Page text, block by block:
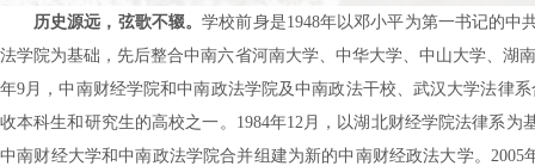
历史源远，弦歌不辍。学校前身是1948年以邓小平为第一书记的
法学院为基础，先后整合中南六省河南大学、中华大学、中山大学、湖
年9月，中南财经学院和中南政法学院及中南政法干校、武汉大学法律
收本科生和研究生的高校之一。1984年12月，以湖北财经学院法律系
中南财经大学和中南政法学院合并组建为新的中南财经政法大学。2005